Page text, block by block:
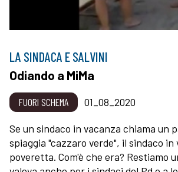
LA SINDACA E SALVINI
Odiando a MiMa
FUORI SCHEMA 01_08_2020
Se un sindaco in vacanza chiama un
spiaggia "cazzaro verde", il sindaco in
poveretta. Com'è che era? Restiamo